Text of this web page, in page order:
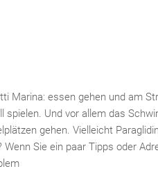
Marina: essen gehen und am
spielen. Und vor allem das
gehen. Vielleicht
Wenn Sie ein paar Tipps oder